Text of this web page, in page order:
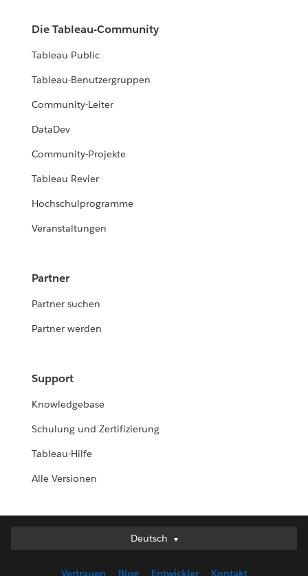
Die Tableau-Community
Tableau Public
Tableau-Benutzergruppen
Community-Leiter
DataDev
Community-Projekte
Tableau Revier
Hochschulprogramme
Veranstaltungen
Partner
Partner suchen
Partner werden
Support
Knowledgebase
Schulung und Zertifizierung
Tableau-Hilfe
Alle Versionen
Deutsch
Deutsch
Vertrauen Blog Entwickler Kontakt